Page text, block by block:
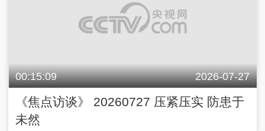
00:15:09 2026-07-27
《焦点访谈》 20260727 压紧压实 防患于
未然